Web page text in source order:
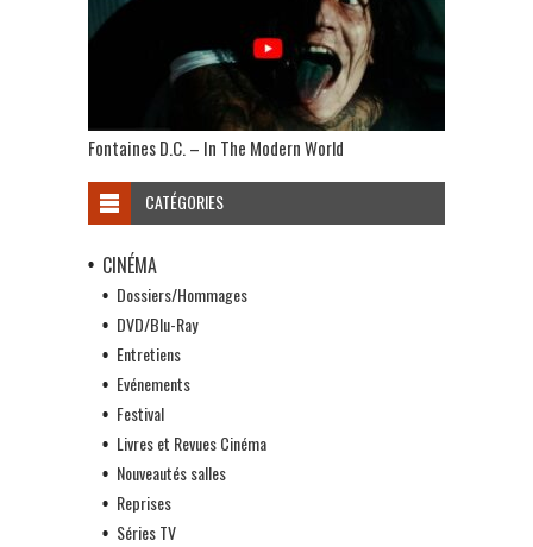
Fontaines D.C. – In The Modern World
CATÉGORIES
CINÉMA
Dossiers/Hommages
DVD/Blu-Ray
Entretiens
Evénements
Festival
Livres et Revues Cinéma
Nouveautés salles
Reprises
Séries TV